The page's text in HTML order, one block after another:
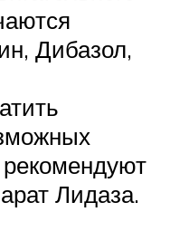
Дибазол,
Лидаза.